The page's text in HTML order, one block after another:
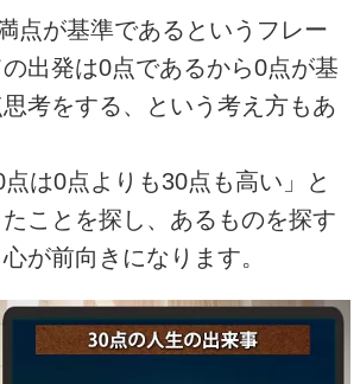
点が基準であるというフレー
出発は0点であるから0点が基
考をする、という考え方もあ
点は0点よりも30点も高い」と
ことを探し、あるものを探す
が前向きになります。